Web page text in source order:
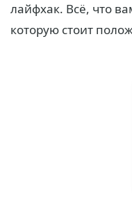
лайфхак. Всё, что
которую стоит